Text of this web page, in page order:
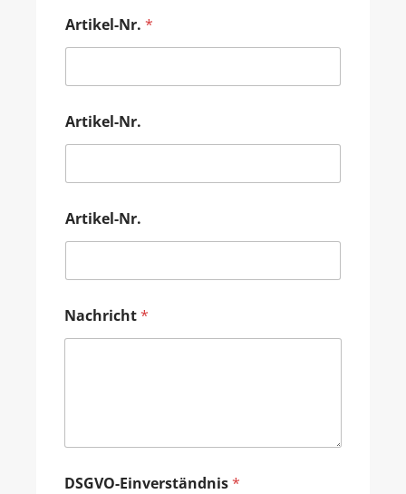
Artikel-Nr. *
Artikel-Nr.
Artikel-Nr.
Nachricht*
DSGVO-Einverständnis*